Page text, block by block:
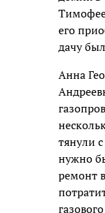
его
дачу
Анна
тянули
нужно
ремонт